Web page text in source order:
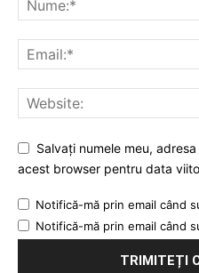
Salvați numele meu,
acest browser pentru data
Notifică-mă prin email când
Notifică-mă prin email când